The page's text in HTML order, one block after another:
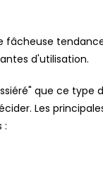
fâcheuse
d'utilisation.
que ce type
Les
: